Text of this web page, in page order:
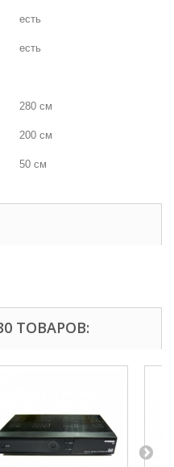
есть
есть
280 см
200 см
50 см
ТОВАРОВ: